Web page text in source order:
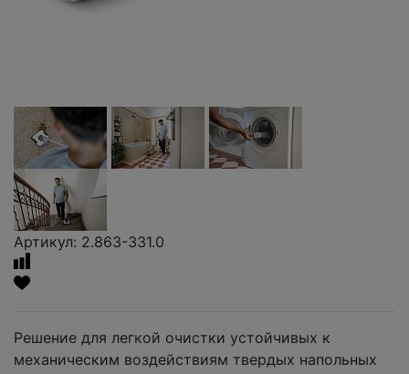
Артикул: 2.863-331.0
Решение для легкой очистки устойчивых к
механическим воздействиям твердых напольных